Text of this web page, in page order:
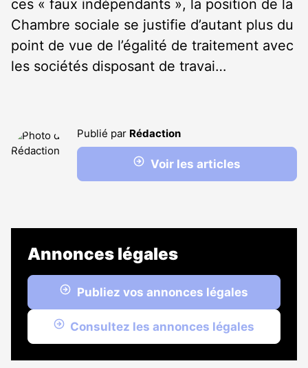
ces « faux indépendants », la position de la
Chambre sociale se justifie d’autant plus du
point de vue de l’égalité de traitement avec
les sociétés disposant de travai…
Publié par Rédaction
Voir les articles
Annonces légales
Publiez vos annonces légales
Consultez les annonces légales